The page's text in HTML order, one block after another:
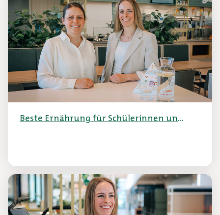
Beste Ernährung für Schülerinnen und